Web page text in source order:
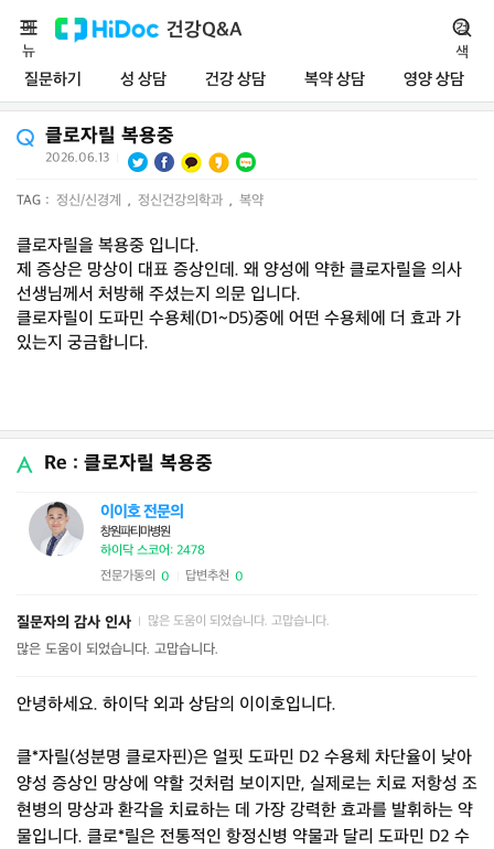
건강Q&A
질문하기 성 상담 건강 상담 복약 상담 영양 상담
메
뉴
검
색
클로자릴 복용중
2026.06.13
TAG : 정신/신경계 , 정신건강의학과 , 복약
클로자릴을 복용중 입니다.
제 증상은 망상이 대표 증상인데. 왜 양성에 약한 클로자릴을 의사
선생님께서 처방해 주셨는지 의문 입니다.
클로자릴이 도파민 수용체(D1~D5)중에 어떤 수용체에 더 효과 가
있는지 궁금합니다.
Re : 클로자릴 복용중
이이호 전문의
창원파티마병원
하이닥 스코어: 2478
전문가동의 0 답변추천 0
질문자의 감사 인사 많은 도움이 되었습니다. 고맙습니다.
많은 도움이 되었습니다. 고맙습니다.
안녕하세요. 하이닥 외과 상담의 이이호입니다.
클*자릴(성분명 클로자핀)은 얼핏 도파민 D2 수용체 차단율이 낮아
양성 증상인 망상에 약할 것처럼 보이지만, 실제로는 치료 저항성 조
현병의 망상과 환각을 치료하는 데 가장 강력한 효과를 발휘하는 약
물입니다. 클로*릴은 전통적인 항정신병 약물과 달리 도파민 D2 수